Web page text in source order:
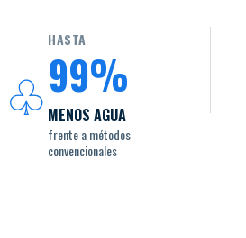
♧
HASTA
99%
MENOS AGUA
frente a métodos
convencionales